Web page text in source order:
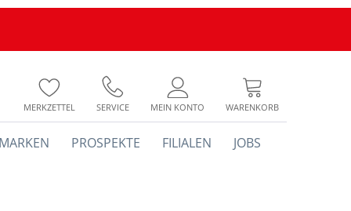
MERKZETTEL SERVICE MEIN KONTO WARENKORB
MARKEN PROSPEKTE FILIALEN JOBS